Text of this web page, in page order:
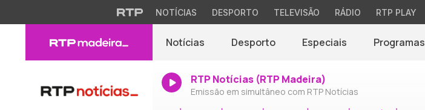
NOTÍCIAS DESPORTO TELEVISÃO RÁDIO RTP PLAY
Notícias Desporto Especiais Programas
RTP Notícias (RTP Madeira)
Emissão em simultâneo com RTP Notícias